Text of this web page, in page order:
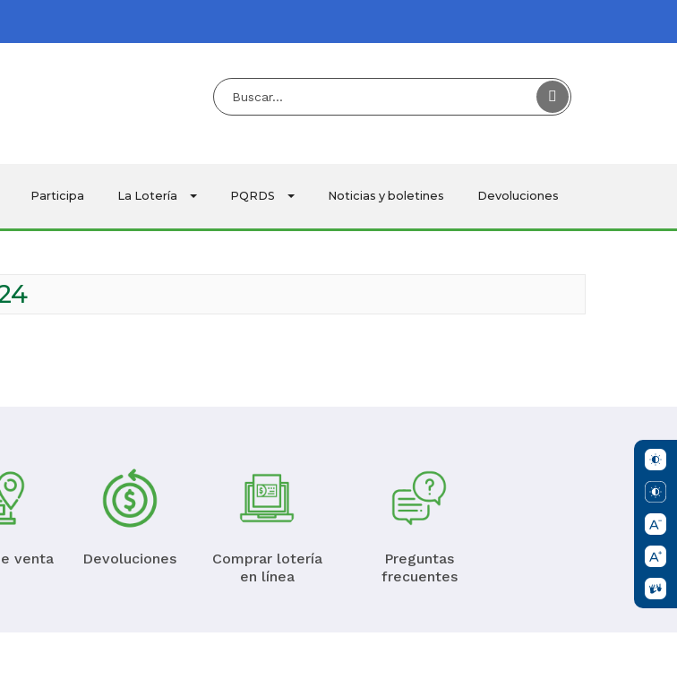
Buscar... Buscar
Participa La Lotería PQRDS Noticias y boletines Devoluciones
venta Devoluciones
Comprar lotería
en línea
Preguntas
frecuentes